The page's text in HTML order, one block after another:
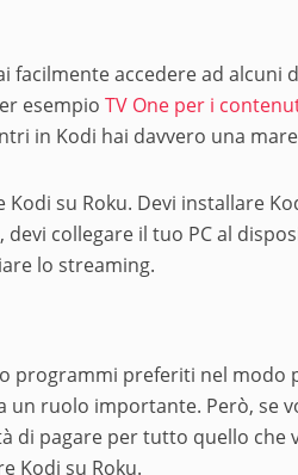
accedere ad alcuni
esempio TV One per i
in Kodi hai davvero una
Kodi su Roku. Devi installare
devi collegare il tuo PC al
lo streaming.
programmi preferiti nel modo
un ruolo importante. Però, se
di pagare per tutto quello che
Kodi su Roku.